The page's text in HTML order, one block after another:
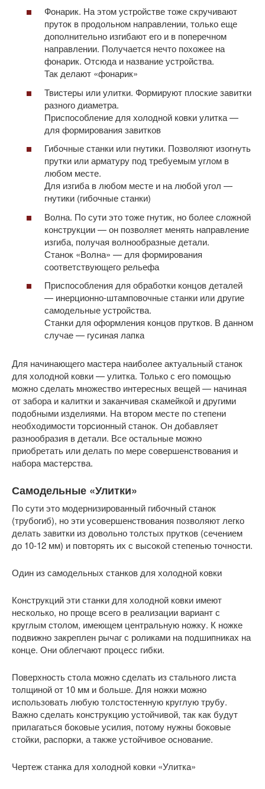
Фонарик. На этом устройстве тоже скручивают
пруток в продольном направлении, только еще
дополнительно изгибают его и в поперечном
направлении. Получается нечто похожее на
фонарик. Отсюда и название устройства.
Так делают «фонарик»
Твистеры или улитки. Формируют плоские завитки
разного диаметра.
Приспособление для холодной ковки улитка —
для формирования завитков
Гибочные станки или гнутики. Позволяют изогнуть
прутки или арматуру под требуемым углом в
любом месте.
Для изгиба в любом месте и на любой угол —
гнутики (гибочные станки)
Волна. По сути это тоже гнутик, но более сложной
конструкции — он позволяет менять направление
изгиба, получая волнообразные детали.
Станок «Волна» — для формирования
соответствующего рельефа
Приспособления для обработки концов деталей
— инерционно-штамповочные станки или другие
самодельные устройства.
Станки для оформления концов прутков. В данном
случае — гусиная лапка
Для начинающего мастера наиболее актуальный станок
для холодной ковки — улитка. Только с его помощью
можно сделать множество интересных вещей — начиная
от забора и калитки и заканчивая скамейкой и другими
подобными изделиями. На втором месте по степени
необходимости торсионный станок. Он добавляет
разнообразия в детали. Все остальные можно
приобретать или делать по мере совершенствования и
набора мастерства.
Самодельные «Улитки»
По сути это модернизированный гибочный станок
(трубогиб), но эти усовершенствования позволяют легко
делать завитки из довольно толстых прутков (сечением
до 10-12 мм) и повторять их с высокой степенью точности.
Один из самодельных станков для холодной ковки
Конструкций эти станки для холодной ковки имеют
несколько, но проще всего в реализации вариант с
круглым столом, имеющем центральную ножку. К ножке
подвижно закреплен рычаг с роликами на подшипниках на
конце. Они облегчают процесс гибки.
Поверхность стола можно сделать из стального листа
толщиной от 10 мм и больше. Для ножки можно
использовать любую толстостенную круглую трубу.
Важно сделать конструкцию устойчивой, так как будут
прилагаться боковые усилия, потому нужны боковые
стойки, распорки, а также устойчивое основание.
Чертеж станка для холодной ковки «Улитка»